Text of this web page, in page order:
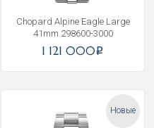
Chopard Alpine Eagle Large
41mm 298600-3000
1 121 000i
Новые